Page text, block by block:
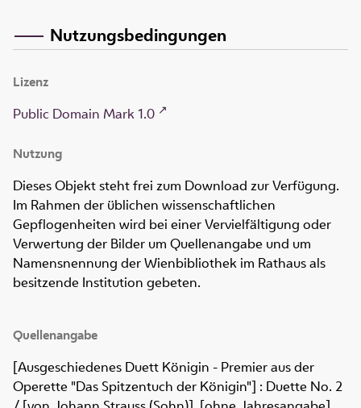
Nutzungsbedingungen
Lizenz
Public Domain Mark 1.0
Nutzung
Dieses Objekt steht frei zum Download zur Verfügung.
Im Rahmen der üblichen wissenschaftlichen
Gepflogenheiten wird bei einer Vervielfältigung oder
Verwertung der Bilder um Quellenangabe und um
Namensnennung der Wienbibliothek im Rathaus als
besitzende Institution gebeten.
Quellenangabe
[Ausgeschiedenes Duett Königin - Premier aus der
Operette "Das Spitzentuch der Königin"] : Duette No. 2